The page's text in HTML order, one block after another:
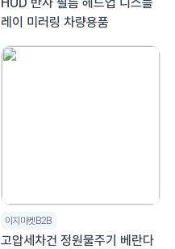
레이 미러링 차량용품
이지마켓B2B
고압세차건 정원물주기 베란다